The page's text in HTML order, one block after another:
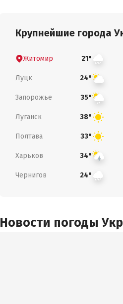
Крупнейшие города
Житомир 21°
Луцк 24°
Запорожье 35°
Луганск 38°
Полтава 33°
Харьков 34°
Чернигов 24°
Новости погоды